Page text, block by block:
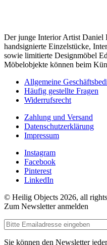
Der junge Interior Artist Daniel
handsignierte Einzelstücke,
sowie limitierte Designmöbel
Möbelobjekte können beim
Allgemeine
Häufig gestellte Fragen
Widerrufsrecht
Zahlung und Versand
Datenschutzerklärung
Impressum
Instagram
Facebook
Pinterest
LinkedIn
© Heilig Objects 2026, all rights
Zum Newsletter anmelden
Sie können den Newsletter